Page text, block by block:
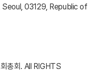
03129, Republic of
총회. All RIGHTS